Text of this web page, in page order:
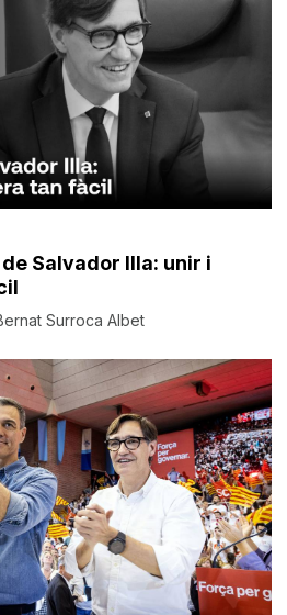
Salvador Illa: unir i
Surroca Albet